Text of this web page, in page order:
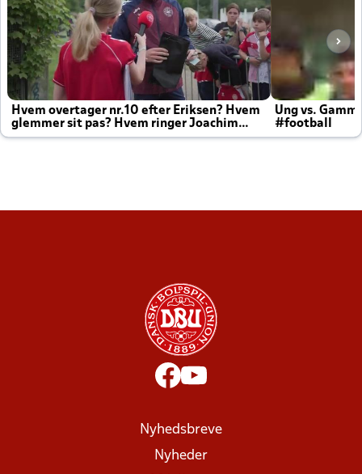
Hvem overtager nr.10 efter Eriksen? Hvem
glemmer sit pas? Hvem ringer Joachim
altid til efter kampe?
Ung vs.
#football
Nyhedsbreve
Nyheder